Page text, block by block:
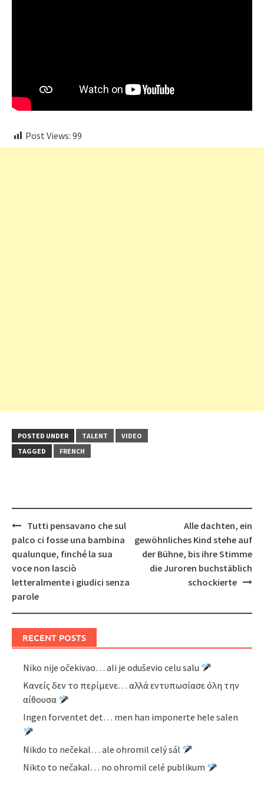
Post Views: 99
POSTED UNDER TALENT
VIDEO
TAGGED
FRENCH
Post
navigation
Tutti pensavano che sul
palco ci fosse una bambina
qualunque, finché la sua
voce non lasciò
letteralmente i giudici senza
parole
Alle dachten, ein
gewöhnliches Kind stehe auf
der Bühne, bis ihre Stimme
die Juroren buchstäblich
schockierte
RECENT POSTS
Niko nije očekivao… ali je oduševio celu salu
Κανείς δεν το περίμενε… αλλά εντυπωσίασε όλη την
αίθουσα
Ingen forventet det… men han imponerte hele salen
Nikdo to nečekal… ale ohromil celý sál
Nikto to nečakal… no ohromil celé publikum